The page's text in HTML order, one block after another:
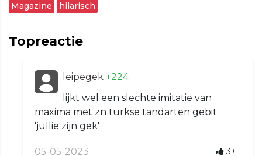
Magazine hilarisch
Topreactie
leipegek +224
lijkt wel een slechte imitatie van
maxima met zn turkse tandarten gebit
'jullie zijn gek'
05-05-2023 3+